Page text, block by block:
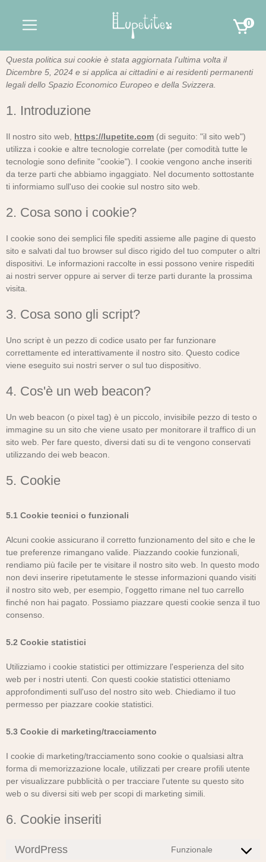
0
Questa politica sui cookie è stata aggiornata l'ultima volta il
Dicembre 5, 2024 e si applica ai cittadini e ai residenti permanenti
legali dello Spazio Economico Europeo e della Svizzera.
1. Introduzione
Il nostro sito web, https://lupetite.com (di seguito: "il sito web")
utilizza i cookie e altre tecnologie correlate (per comodità tutte le
tecnologie sono definite "cookie"). I cookie vengono anche inseriti
da terze parti che abbiamo ingaggiato. Nel documento sottostante
ti informiamo sull'uso dei cookie sul nostro sito web.
2. Cosa sono i cookie?
I cookie sono dei semplici file spediti assieme alle pagine di questo
sito e salvati dal tuo browser sul disco rigido del tuo computer o altri
dispositivi. Le informazioni raccolte in essi possono venire rispediti
ai nostri server oppure ai server di terze parti durante la prossima
visita.
3. Cosa sono gli script?
Uno script è un pezzo di codice usato per far funzionare
correttamente ed interattivamente il nostro sito. Questo codice
viene eseguito sui nostri server o sul tuo dispositivo.
4. Cos'è un web beacon?
Un web beacon (o pixel tag) è un piccolo, invisibile pezzo di testo o
immagine su un sito che viene usato per monitorare il traffico di un
sito web. Per fare questo, diversi dati su di te vengono conservati
utilizzando dei web beacon.
5. Cookie
5.1 Cookie tecnici o funzionali
Alcuni cookie assicurano il corretto funzionamento del sito e che le
tue preferenze rimangano valide. Piazzando cookie funzionali,
rendiamo più facile per te visitare il nostro sito web. In questo modo
non devi inserire ripetutamente le stesse informazioni quando visiti
il nostro sito web, per esempio, l'oggetto rimane nel tuo carrello
finché non hai pagato. Possiamo piazzare questi cookie senza il tuo
consenso.
5.2 Cookie statistici
Utilizziamo i cookie statistici per ottimizzare l'esperienza del sito
web per i nostri utenti. Con questi cookie statistici otteniamo
approfondimenti sull'uso del nostro sito web. Chiediamo il tuo
permesso per piazzare cookie statistici.
5.3 Cookie di marketing/tracciamento
I cookie di marketing/tracciamento sono cookie o qualsiasi altra
forma di memorizzazione locale, utilizzati per creare profili utente
per visualizzare pubblicità o per tracciare l'utente su questo sito
web o su diversi siti web per scopi di marketing simili.
6. Cookie inseriti
WordPress Funzionale
Consent